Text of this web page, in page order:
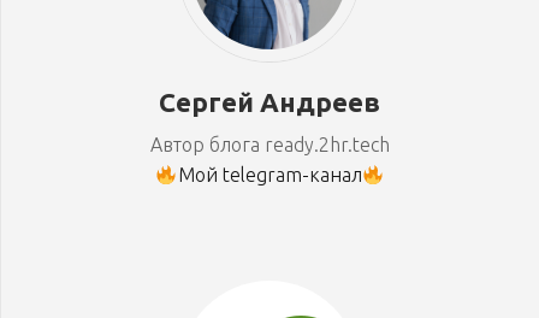
Сергей Андреев
Автор блога ready.2hr.tech
Мой telegram-канал